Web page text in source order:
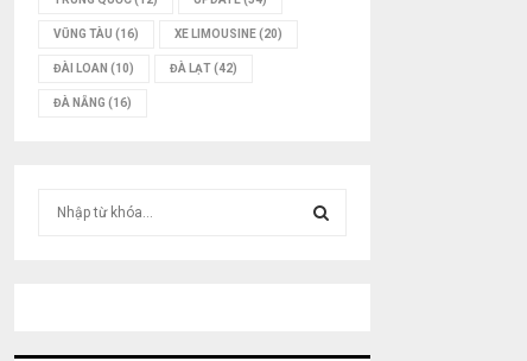
VŨNG TÀU (16) XE LIMOUSINE(20)
ĐÀI LOAN (10) ĐÀ LẠT(42)
ĐÀ NẴNG (16)
M